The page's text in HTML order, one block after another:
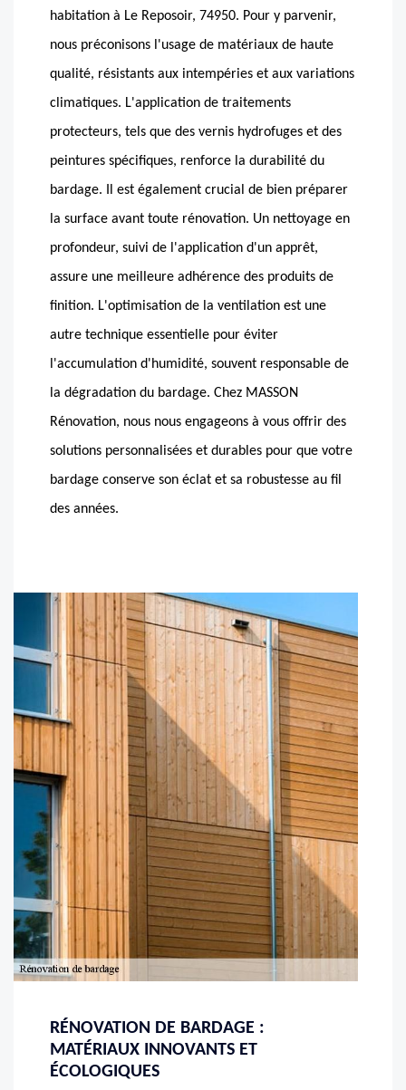
habitation à Le Reposoir, 74950. Pour y parvenir,
nous préconisons l'usage de matériaux de haute
qualité, résistants aux intempéries et aux variations
climatiques. L'application de traitements
protecteurs, tels que des vernis hydrofuges et des
peintures spécifiques, renforce la durabilité du
bardage. Il est également crucial de bien préparer
la surface avant toute rénovation. Un nettoyage en
profondeur, suivi de l'application d'un apprêt,
assure une meilleure adhérence des produits de
finition. L'optimisation de la ventilation est une
autre technique essentielle pour éviter
l'accumulation d'humidité, souvent responsable de
la dégradation du bardage. Chez MASSON
Rénovation, nous nous engageons à vous offrir des
solutions personnalisées et durables pour que votre
bardage conserve son éclat et sa robustesse au fil
des années.
RÉNOVATION DE BARDAGE :
MATÉRIAUX INNOVANTS ET
ÉCOLOGIQUES